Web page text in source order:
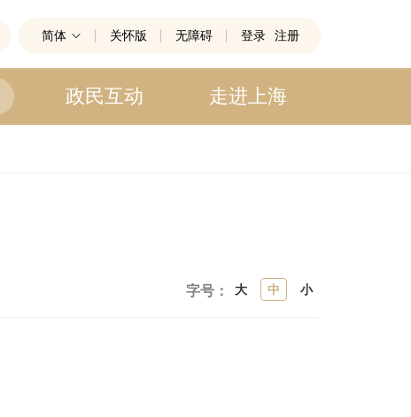
简体 关怀版 无障碍 登录 注册
政民互动 走进上海
字号： 大 中 小